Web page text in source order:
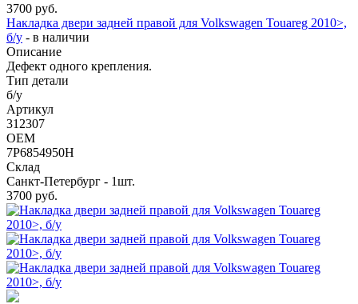
3700 руб.
Накладка двери задней правой для Volkswagen Touareg 2010>,
б/у - в наличии
Описание
Дефект одного крепления.
Тип детали
б/у
Артикул
312307
OEM
7P6854950H
Склад
Санкт-Петербург - 1шт.
3700 руб.